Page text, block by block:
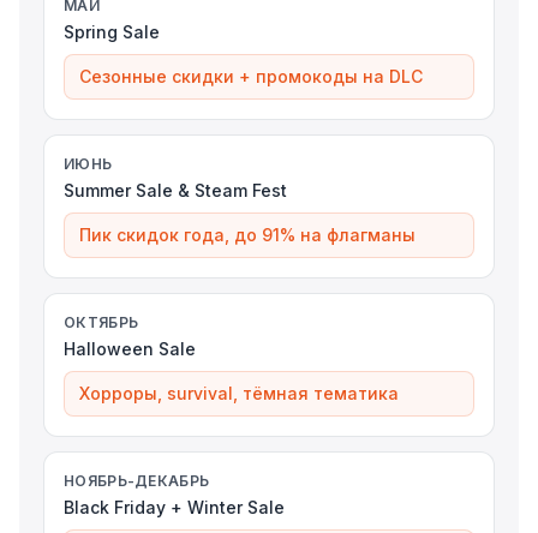
МАЙ
Spring Sale
Сезонные скидки + промокоды на DLC
ИЮНЬ
Summer Sale & Steam Fest
Пик скидок года, до 91% на флагманы
ОКТЯБРЬ
Halloween Sale
Хорроры, survival, тёмная тематика
НОЯБРЬ-ДЕКАБРЬ
Black Friday + Winter Sale